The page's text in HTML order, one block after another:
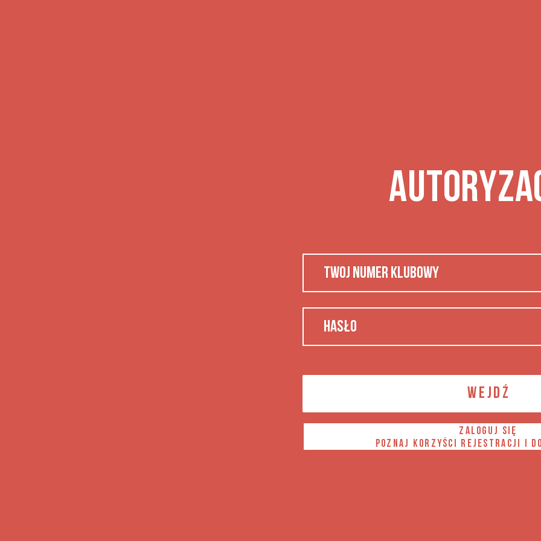
WEJDŹ
ZALOGUJ SIĘ
POZNAJ KORZYŚCI REJESTRACJI I